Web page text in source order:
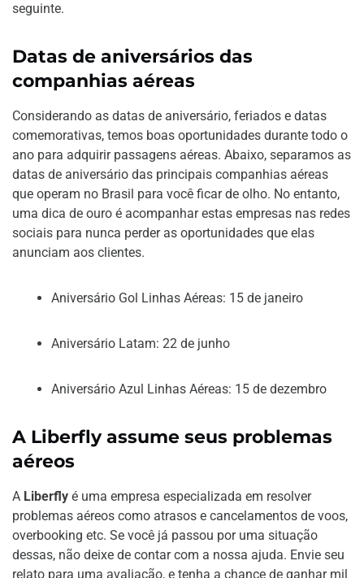
seguinte.
Datas de aniversários das
companhias aéreas
Considerando as datas de aniversário, feriados e datas
comemorativas, temos boas oportunidades durante todo o
ano para adquirir passagens aéreas. Abaixo, separamos as
datas de aniversário das principais companhias aéreas
que operam no Brasil para você ficar de olho. No entanto,
uma dica de ouro é acompanhar estas empresas nas redes
sociais para nunca perder as oportunidades que elas
anunciam aos clientes.
Aniversário Gol Linhas Aéreas: 15 de janeiro
Aniversário Latam: 22 de junho
Aniversário Azul Linhas Aéreas: 15 de dezembro
A Liberfly assume seus problemas
aéreos
A Liberfly é uma empresa especializada em resolver
problemas aéreos como atrasos e cancelamentos de voos,
overbooking etc. Se você já passou por uma situação
dessas, não deixe de contar com a nossa ajuda. Envie seu
relato para uma avaliação, e tenha a chance de ganhar mil